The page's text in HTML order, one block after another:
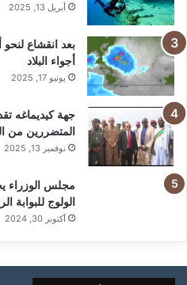
أبريل 13, 2025
بعد انقشاع
أجواء البلاد
يونيو 17, 2025
جهة كيديماغه
المتضررين من
نوفمبر 13, 2025
مجلس الوزراء
الولوج للبوابة
أكتوبر 30, 2024